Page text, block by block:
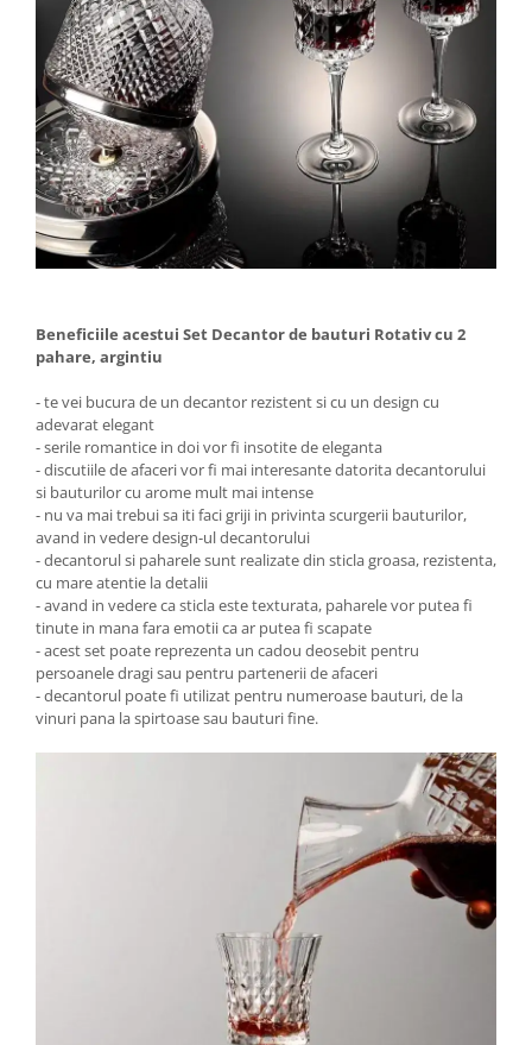
Beneficiile acestui Set Decantor de bauturi Rotativ cu 2
pahare, argintiu
- te vei bucura de un decantor rezistent si cu un design cu
adevarat elegant
- serile romantice in doi vor fi insotite de eleganta
- discutiile de afaceri vor fi mai interesante datorita decantorului
si bauturilor cu arome mult mai intense
- nu va mai trebui sa iti faci griji in privinta scurgerii bauturilor,
avand in vedere design-ul decantorului
- decantorul si paharele sunt realizate din sticla groasa, rezistenta,
cu mare atentie la detalii
- avand in vedere ca sticla este texturata, paharele vor putea fi
tinute in mana fara emotii ca ar putea fi scapate
- acest set poate reprezenta un cadou deosebit pentru
persoanele dragi sau pentru partenerii de afaceri
- decantorul poate fi utilizat pentru numeroase bauturi, de la
vinuri pana la spirtoase sau bauturi fine.